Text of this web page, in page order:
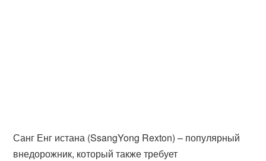
Санг Енг истана (SsangYong Rexton) – популярный
внедорожник, который также требует